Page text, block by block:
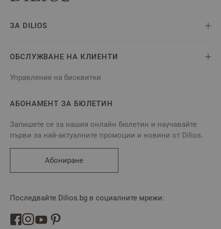
ЗА DILIOS
ОБСЛУЖВАНЕ НА КЛИЕНТИ
Управление на бисквитки
АБОНАМЕНТ ЗА БЮЛЕТИН
Запишете се за нашия онлайн бюлетин и научавайте
първи за най-актуалните промоции и новини от Dilios.
Абониране
Последвайте Dilios.bg в социалните мрежи: